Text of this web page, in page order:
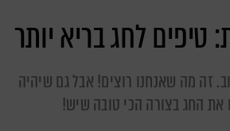
טיפים לחג בריא יותר
זה מה שאנחנו רוצים! אבל גם שיהיה
את החג בצורה הכי טובה שיש!